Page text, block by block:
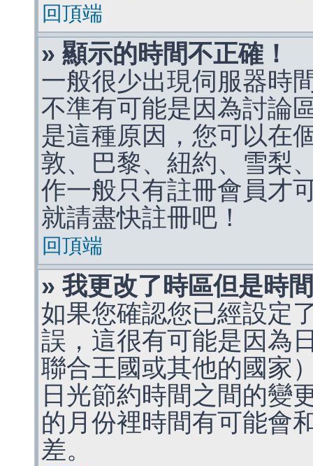
回頂端
» 顯示的時間不正確！
一般很少出現伺服器時
不準有可能是因為討論
是這種原因，您可以在
敦、巴黎、紐約、雪梨
作一般只有註冊會員才
就請盡快註冊吧！
回頂端
» 我更改了時區但是時
如果您確認您已經設定
誤，這很有可能是因為
聯合王國或其他的國家
日光節約時間之間的變
的月份裡時間有可能會
差。